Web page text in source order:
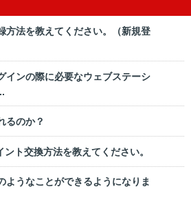
方法を教えてください。（新規登
インの際に必要なウェブステーシ
るのか？
ト交換方法を教えてください。
ようなことができるようになりま